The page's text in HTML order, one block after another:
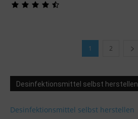
1 2
Desinfektionsmittel selbst herstellen
Desinfektionsmittel selbst herstellen